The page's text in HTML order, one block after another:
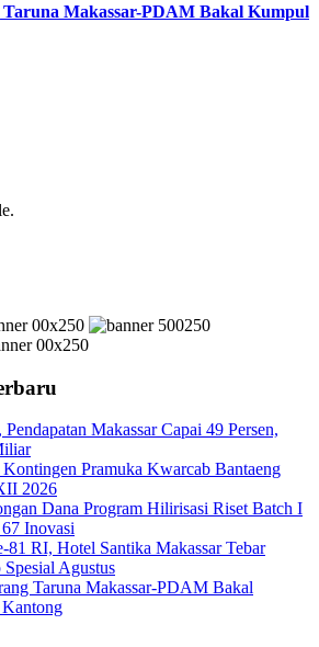
Makassar-PDAM Bakal Kumpul
Makassar Capai 49 Persen,
Pramuka Kwarcab Bantaeng
2026
Dana Program Hilirisasi Riset Batch I
Inovasi
81 RI, Hotel Santika Makassar Tebar
Agustus
Taruna Makassar-PDAM Bakal